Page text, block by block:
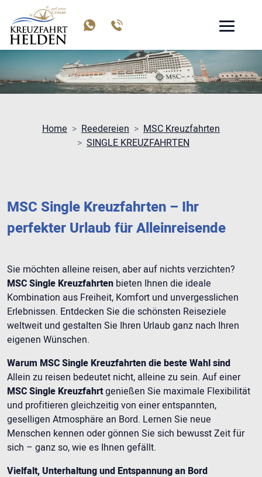
Home Reedereien
MSC Kreuzfahrten
SINGLE KREUZFAHRTEN
MSC Single Kreuzfahrten – Ihr
perfekter Urlaub für Alleinreisende
Sie möchten alleine reisen, aber auf nichts verzichten?
MSC Single Kreuzfahrten bieten Ihnen die ideale
Kombination aus Freiheit, Komfort und unvergesslichen
Erlebnissen. Entdecken Sie die schönsten Reiseziele
weltweit und gestalten Sie Ihren Urlaub ganz nach Ihren
eigenen Wünschen.
Warum MSC Single Kreuzfahrten die beste Wahl sind
Allein zu reisen bedeutet nicht, alleine zu sein. Auf einer
MSC Single Kreuzfahrtgenießen Sie maximale Flexibilität
und profitieren gleichzeitig von einer entspannten,
geselligen Atmosphäre an Bord. Lernen Sie neue
Menschen kennen oder gönnen Sie sich bewusst Zeit für
sich – ganz so, wie es Ihnen gefällt.
Vielfalt, Unterhaltung und Entspannung an Bord